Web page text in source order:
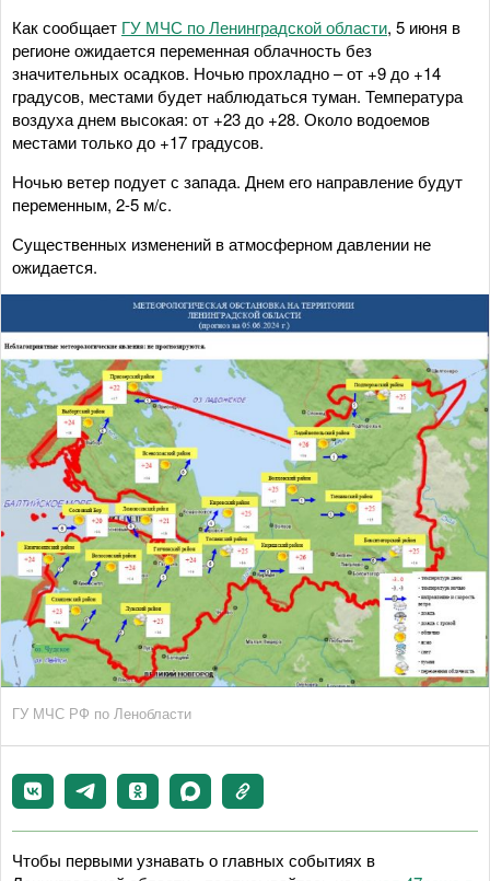
Как сообщает ГУ МЧС по Ленинградской области, 5 июня в
регионе ожидается переменная облачность без
значительных осадков. Ночью прохладно – от +9 до +14
градусов, местами будет наблюдаться туман. Температура
воздуха днем высокая: от +23 до +28. Около водоемов
местами только до +17 градусов.
Ночью ветер подует с запада. Днем его направление будут
переменным, 2-5 м/с.
Существенных изменений в атмосферном давлении не
ожидается.
ГУ МЧС РФ по Ленобласти
Чтобы первыми узнавать о главных событиях в